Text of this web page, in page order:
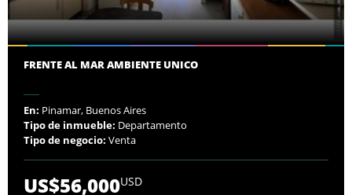
FRENTE AL MAR AMBIENTE UNICO
En: Pinamar, Buenos Aires
Tipo de inmueble: Departamento
Tipo de negocio: Venta
US$56,000USD